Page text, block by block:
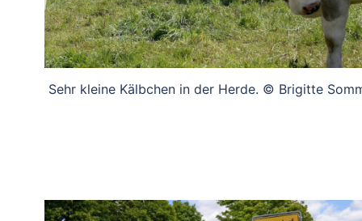
Sehr kleine Kälbchen in der Herde. © Brigitte